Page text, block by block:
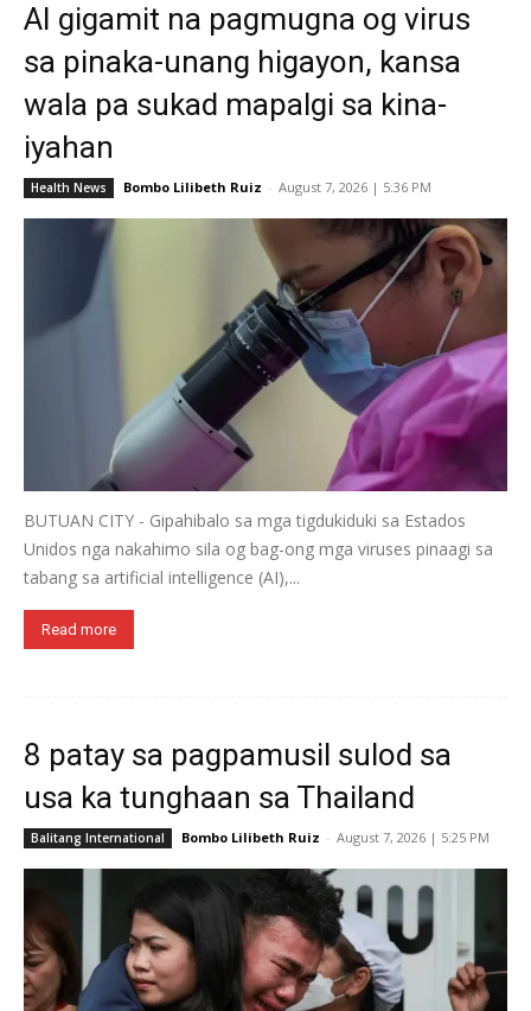
AI gigamit na pagmugna og virus
sa pinaka-unang higayon, kansa
wala pa sukad mapalgi sa kina-
iyahan
Health News Bombo Lilibeth Ruiz - August 7, 2026 | 5:36 PM
BUTUAN CITY - Gipahibalo sa mga tigdukiduki sa Estados
Unidos nga nakahimo sila og bag-ong mga viruses pinaagi sa
tabang sa artificial intelligence (AI),...
Read more
8 patay sa pagpamusil sulod sa
usa ka tunghaan sa Thailand
Balitang International Bombo Lilibeth Ruiz - August 7, 2026 | 5:25 PM